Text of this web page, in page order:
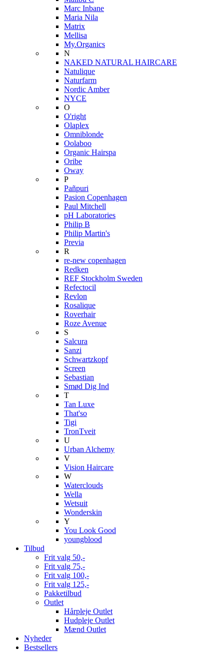
Marc Inbane
Maria Nila
Matrix
Mellisa
My.Organics
N
NAKED NATURAL HAIRCARE
Natulique
Naturfarm
Nordic Amber
NYCE
O
O'right
Olaplex
Omniblonde
Oolaboo
Organic Hairspa
Oribe
Oway
P
Pañpuri
Pasion Copenhagen
Paul Mitchell
pH Laboratories
Philip B
Philip Martin's
Previa
R
re-new copenhagen
Redken
REF Stockholm Sweden
Refectocil
Revlon
Rosalique
Roverhair
Roze Avenue
S
Salcura
Sanzi
Schwartzkopf
Screen
Sebastian
Smød Dig Ind
T
Tan Luxe
That'so
Tigi
TronTveit
U
Urban Alchemy
V
Vision Haircare
W
Waterclouds
Wella
Wetsuit
Wonderskin
Y
You Look Good
youngblood
Tilbud
Frit valg 50,-
Frit valg 75,-
Frit valg 100,-
Frit valg 125,-
Pakketilbud
Outlet
Hårpleje Outlet
Hudpleje Outlet
Mænd Outlet
Nyheder
Bestsellers